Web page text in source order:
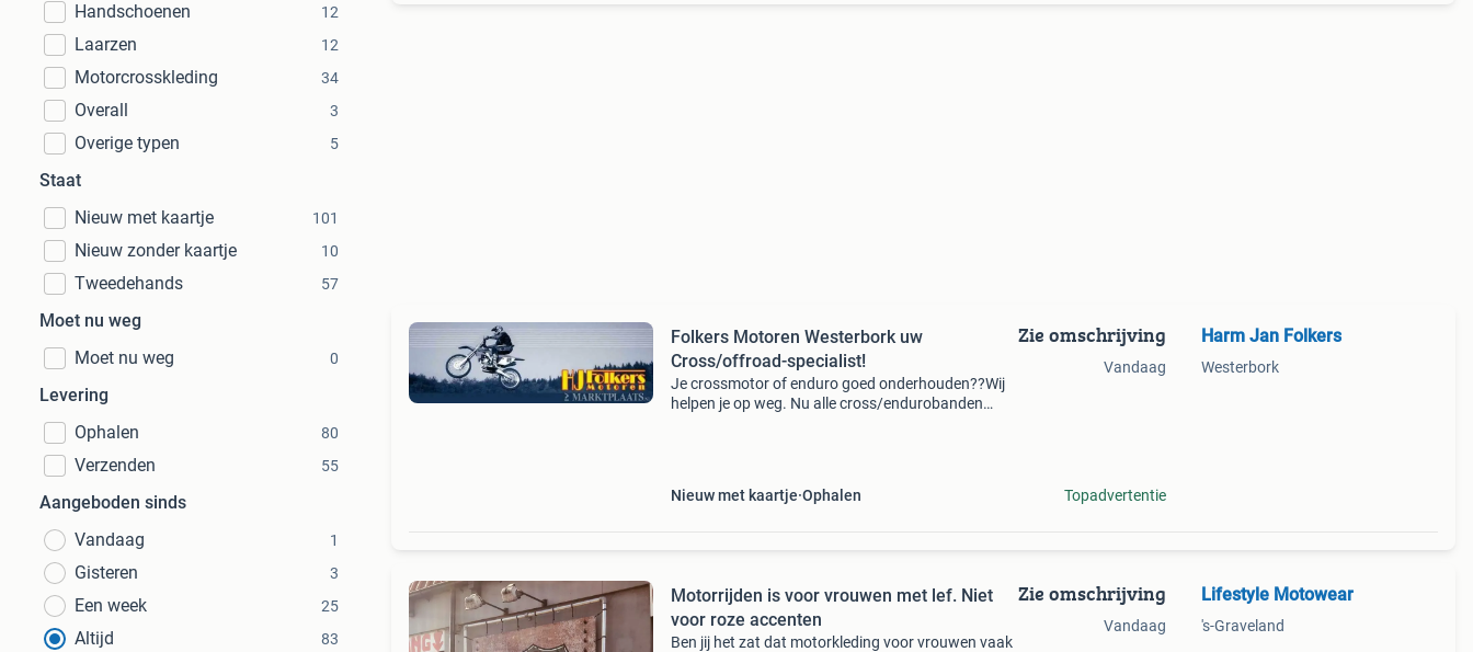
Handschoenen 12
Laarzen 12
Motorcrosskleding 34
Overall 3
Overige typen 5
Staat
Nieuw met kaartje
101
Nieuw zonder kaartje 10
Tweedehands 57
Moet nu weg
Moet nu weg
0
Levering
Ophalen
80
Verzenden 55
Aangeboden sinds
Vandaag
1
Gisteren 3
Een week 25
Altijd 83
Folkers Motoren Westerbork uw
Cross/offroad-specialist!
Je crossmotor of enduro goed onderhouden??Wij
helpen je op weg. Nu alle cross/endurobanden
Nieuw met kaartje Ophalen
Zie omschrijving
Vandaag
Topadvertentie
Harm Jan Folkers
Westerbork
Motorrijden is voor vrouwen met lef. Niet
voor roze accenten
Ben jij het zat dat motorkleding voor vrouwen vaak
Zie omschrijving
Vandaag
Lifestyle Motowear
's-Graveland